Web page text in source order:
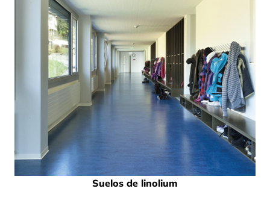
Suelos de linolium